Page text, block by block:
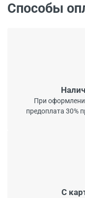
Способы
При
предоплата 30%
С